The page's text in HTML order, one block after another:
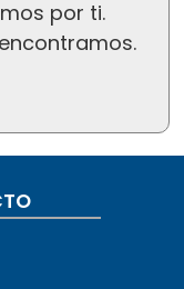
por ti.